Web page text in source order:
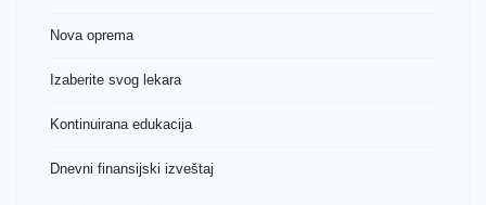
Nova oprema
Izaberite svog lekara
Kontinuirana edukacija
Dnevni finansijski izveštaj